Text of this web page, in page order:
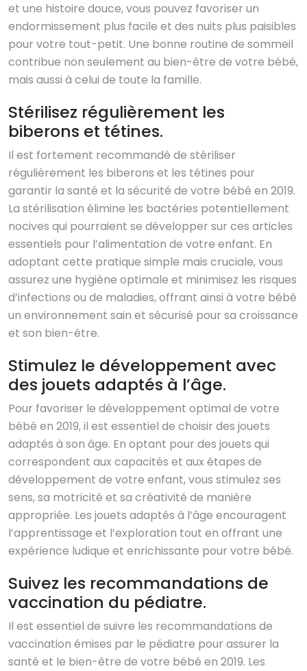
et une histoire douce, vous pouvez favoriser un
endormissement plus facile et des nuits plus paisibles
pour votre tout-petit. Une bonne routine de sommeil
contribue non seulement au bien-être de votre bébé,
mais aussi à celui de toute la famille.
Stérilisez régulièrement les
biberons et tétines.
Il est fortement recommandé de stériliser
régulièrement les biberons et les tétines pour
garantir la santé et la sécurité de votre bébé en 2019.
La stérilisation élimine les bactéries potentiellement
nocives qui pourraient se développer sur ces articles
essentiels pour l’alimentation de votre enfant. En
adoptant cette pratique simple mais cruciale, vous
assurez une hygiène optimale et minimisez les risques
d’infections ou de maladies, offrant ainsi à votre bébé
un environnement sain et sécurisé pour sa croissance
et son bien-être.
Stimulez le développement avec
des jouets adaptés à l’âge.
Pour favoriser le développement optimal de votre
bébé en 2019, il est essentiel de choisir des jouets
adaptés à son âge. En optant pour des jouets qui
correspondent aux capacités et aux étapes de
développement de votre enfant, vous stimulez ses
sens, sa motricité et sa créativité de manière
appropriée. Les jouets adaptés à l’âge encouragent
l’apprentissage et l’exploration tout en offrant une
expérience ludique et enrichissante pour votre bébé.
Suivez les recommandations de
vaccination du pédiatre.
Il est essentiel de suivre les recommandations de
vaccination émises par le pédiatre pour assurer la
santé et le bien-être de votre bébé en 2019. Les